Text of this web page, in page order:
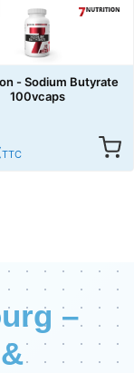
- Sodium Butyrate
100vcaps
TTC
–